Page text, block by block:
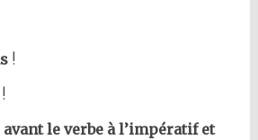
!
avant le verbe à l’impératif et